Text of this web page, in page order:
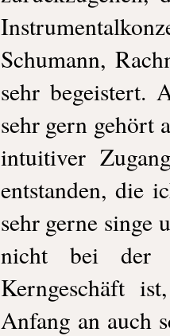
Schumann,
sehr begeistert.
sehr gern gehört
intuitiver
entstanden, die
sehr gerne singe
nicht bei der
Kerngeschäft
Anfang an auch